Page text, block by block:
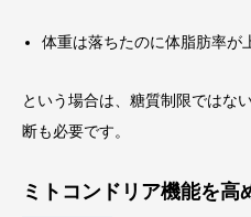
体重は落ちたのに体脂肪率が
という場合は、糖質制限ではな
断も必要です。
ミトコンドリア機能を高